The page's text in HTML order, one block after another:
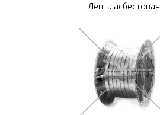
Лента асбестовая